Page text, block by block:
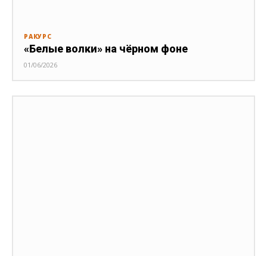
РАКУРС
«Белые волки» на чёрном фоне
01/06/2026